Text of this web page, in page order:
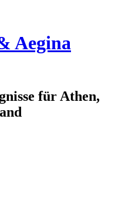
Aegina
für Athen,